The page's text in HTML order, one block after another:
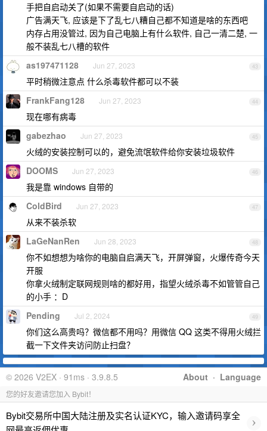
手把自启动关了(如果不需要自启动的话)
广告满天飞, 应该是下了乱七八糟自己都不知道是啥的东西吧
内存占用没管过, 因为自己电脑上有什么软件, 自己一清二楚, 一
般不装乱七八槽的软件
43
as197471128 Jun 27, 2023
平时稍微注意点 什么杀毒软件都可以不装
44
FrankFang128 Jun 27, 2023
现在哪有病毒
45
gabezhao Jun 27, 2023
火绒的安装控制可以的，避免流氓软件给你安装垃圾软件
46
DOOMS Jun 27, 2023
我是靠 windows 自带的
47
ColdBird Jun 27, 2023
从来不装杀软
48
LaGeNanRen Jun 28, 2023
你不如想想为啥你的电脑自启满天飞，开屏弹窗，火爆传奇今天
开服
你拿火绒制定联网规则啥的都好用，指望火绒杀毒不如管管自己
的小手 ：D
49
Pending Jul 2, 2024
你们这么高贵吗？微信都不用吗？用微信 QQ 这类不得用火绒拦
截一下文件夹访问防止扫盘？
About · Language
© 2026 V2EX · 91ms · 3.9.8.5
您的好友邀请您加入 Bybit！
Bybit交易所中国大陆注册及实名认证KYC，输入邀请码享全
›